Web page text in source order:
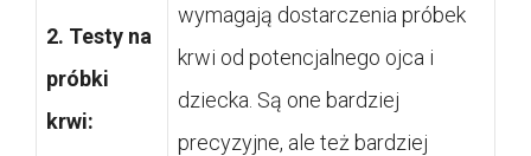
2. Testy na
próbki
krwi:
wymagają dostarczenia próbek
krwi od potencjalnego ojca i
dziecka. Są one bardziej
precyzyjne, ale też bardziej